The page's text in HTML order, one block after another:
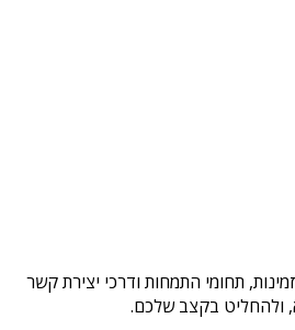
תחומי התמחות ודרכי יצירת קשר
ולהחליט בקצב שלכם.